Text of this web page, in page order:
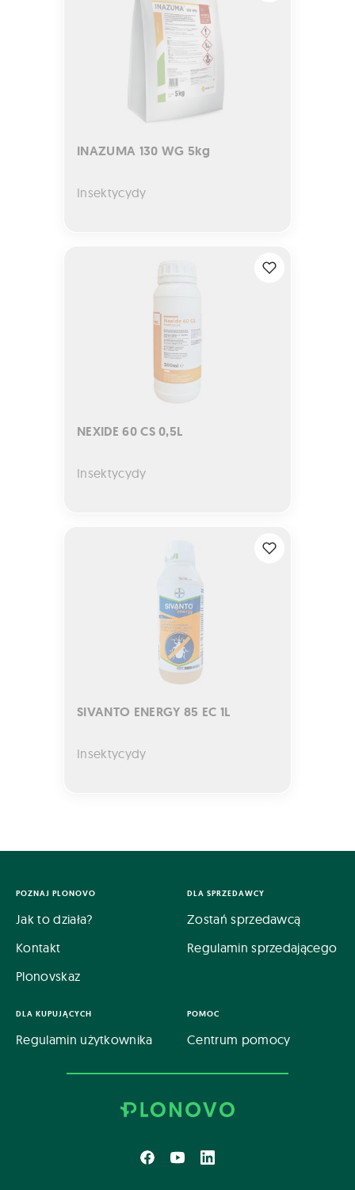
INAZUMA 130 WG 5kg
Insektycydy
NEXIDE 60 CS 0,5L
Insektycydy
SIVANTO ENERGY 85 EC 1L
Insektycydy
POZNAJ PLONOVO
Jak to działa?
Kontakt
Plonovskaz
DLA SPRZEDAWCY
Zostań sprzedawcą
Regulamin sprzedającego
DLA KUPUJĄCYCH
Regulamin użytkownika
POMOC
Centrum pomocy